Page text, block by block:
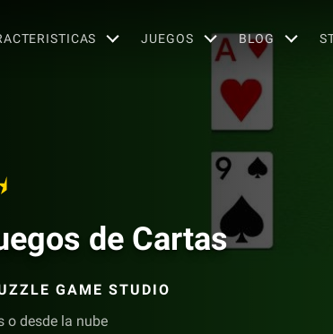
JUEGOS BLOG
de Cartas
GAME STUDIO
o desde la nube